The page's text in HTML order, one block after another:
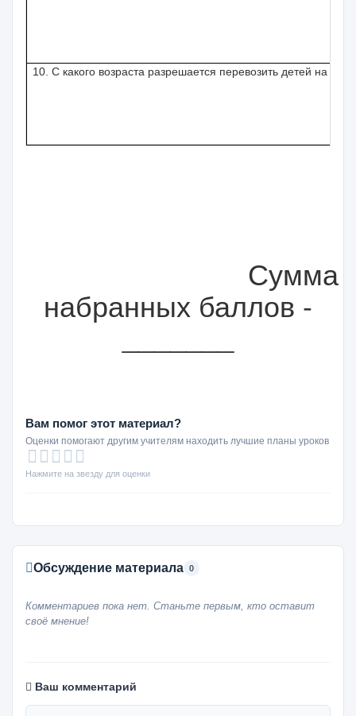
10. С какого возраста разрешается перевозить детей на
Сумма
набранных баллов -
Вам помог этот материал?
Оценки помогают другим учителям находить лучшие планы уроков
Нажмите на звезду для оценки
Обсуждение материала 0
Комментариев пока нет. Станьте первым, кто оставит
своё мнение!
Ваш комментарий